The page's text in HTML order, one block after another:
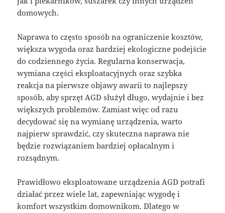
domowych.
Naprawa to często sposób na ograniczenie kosztów,
większa wygoda oraz bardziej ekologiczne podejście
do codziennego życia. Regularna konserwacja,
wymiana części eksploatacyjnych oraz szybka
reakcja na pierwsze objawy awarii to najlepszy
sposób, aby sprzęt AGD służył długo, wydajnie i bez
większych problemów. Zamiast więc od razu
decydować się na wymianę urządzenia, warto
najpierw sprawdzić, czy skuteczna naprawa nie
będzie rozwiązaniem bardziej opłacalnym i
rozsądnym.
Prawidłowo eksploatowane urządzenia AGD potrafi
działać przez wiele lat, zapewniając wygodę i
komfort wszystkim domownikom. Dlatego w